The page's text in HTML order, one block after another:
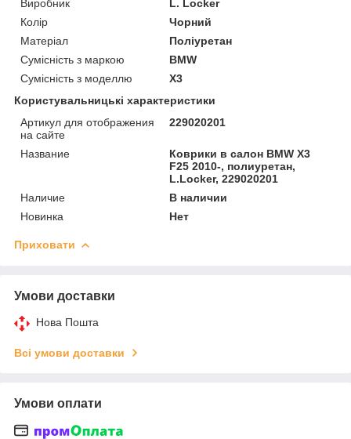
Виробник
L. Locker
Колір
Чорний
Матеріал
Поліуретан
Сумісність з маркою
BMW
Сумісність з моделлю
X3
Користувальницькі характеристики
Артикул для отображения
на сайте
229020201
Название
Коврики в салон BMW X3
F25 2010-, полиуретан,
L.Locker, 229020201
Наличие
В наличии
Новинка
Нет
Приховати
Умови доставки
Нова Пошта
Всі умови доставки
Умови оплати